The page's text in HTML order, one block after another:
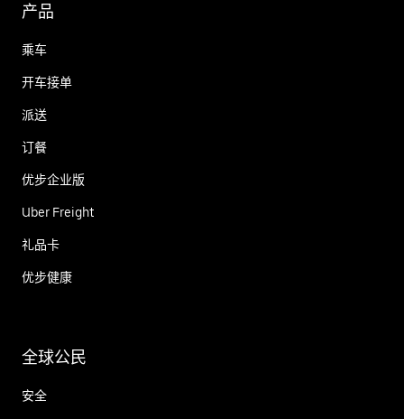
产品
乘车
开车接单
派送
订餐
优步企业版
Uber Freight
礼品卡
优步健康
全球公民
安全